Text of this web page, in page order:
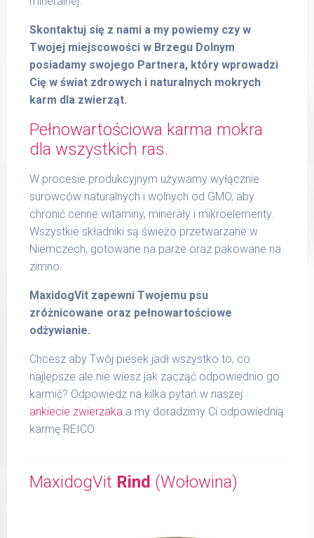
Skontaktuj się z nami a my powiemy czy w
Twojej miejscowości w Brzegu Dolnym
posiadamy swojego Partnera, który wprowadzi
Cię w świat zdrowych i naturalnych mokrych
karm dla zwierząt.
Pełnowartościowa karma mokra
dla wszystkich ras.
W procesie produkcyjnym używamy wyłącznie
surowców naturalnych i wolnych od GMO, aby
chronić cenne witaminy, minerały i mikroelementy.
Wszystkie składniki są świeżo przetwarzane w
Niemczech, gotowane na parze oraz pakowane na
zimno.
MaxidogVit zapewni Twojemu psu
zróżnicowane oraz pełnowartościowe
odżywianie.
Chcesz aby Twój piesek jadł wszystko to, co
najlepsze ale nie wiesz jak zacząć odpowiednio go
karmić? Odpowiedz na kilka pytań w naszej
ankiecie zwierzaka a my doradzimy Ci odpowiednią
karmę REICO.
MaxidogVit Rind (Wołowina)